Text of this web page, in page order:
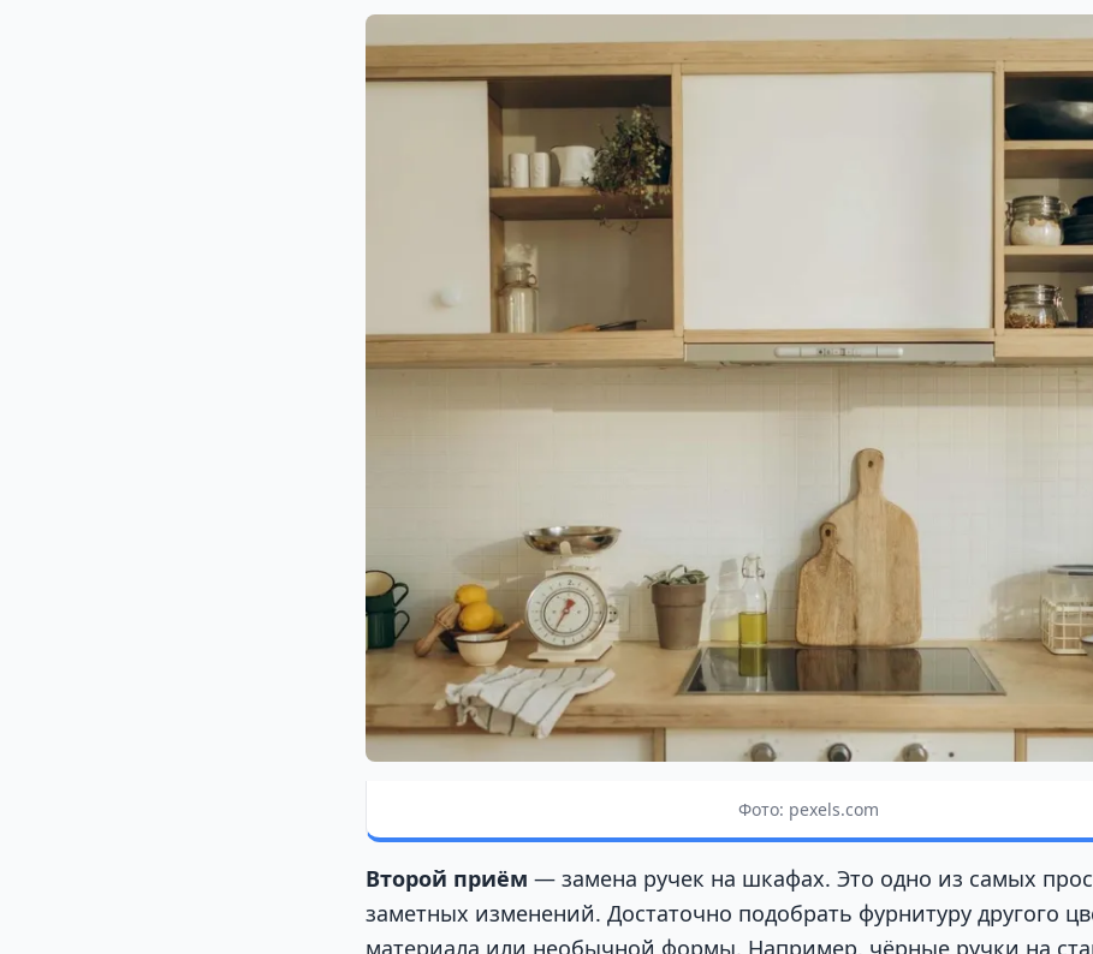
Фото: pexels.com
Второй приём — замена ручек на шкафах. Это одно из самых
заметных изменений. Достаточно подобрать фурнитуру другого